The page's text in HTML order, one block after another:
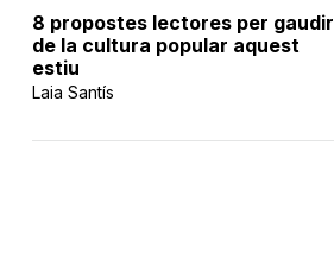
8 propostes lectores per gaudir
de la cultura popular aquest
estiu
Laia Santís